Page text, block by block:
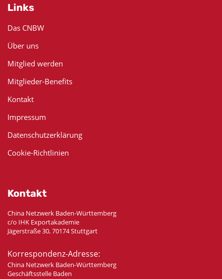
Links
Das CNBW
Über uns
Mitglied werden
Mitglieder-Benefits
Kontakt
Impressum
Datenschutzerklärung
Cookie-Richtlinien
Kontakt
China Netzwerk Baden-Württemberg
c/o IHK Exportakademie
Jägerstraße 30, 70174 Stuttgart
Korrespondenz-Adresse:
China Netzwerk Baden-Württemberg
Geschäftsstelle Baden